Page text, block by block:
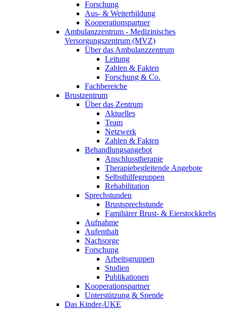
Forschung
Aus- & Weiterbildung
Kooperationspartner
Ambulanzzentrum - Medizinisches
Versorgungszentrum (MVZ)
Über das Ambulanzzentrum
Leitung
Zahlen & Fakten
Forschung & Co.
Fachbereiche
Brustzentrum
Über das Zentrum
Aktuelles
Team
Netzwerk
Zahlen & Fakten
Behandlungsangebot
Anschlusstherapie
Therapiebegleitende Angebote
Selbsthilfegruppen
Rehabilitation
Sprechstunden
Brustsprechstunde
Familiärer Brust- & Eierstockkrebs
Aufnahme
Aufenthalt
Nachsorge
Forschung
Arbeitsgruppen
Studien
Publikationen
Kooperationspartner
Unterstützung & Spende
Das Kinder-UKE